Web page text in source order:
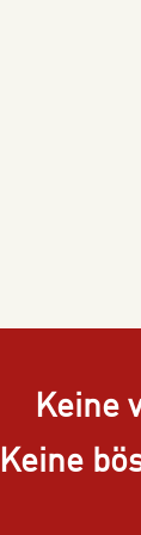
Keine
Keine